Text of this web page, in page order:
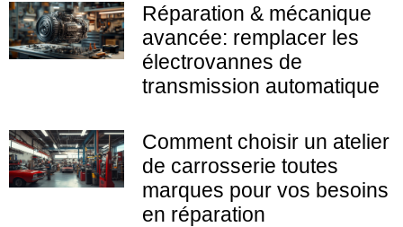
Réparation & mécanique
avancée: remplacer les
électrovannes de
transmission automatique
Comment choisir un atelier
de carrosserie toutes
marques pour vos besoins
en réparation